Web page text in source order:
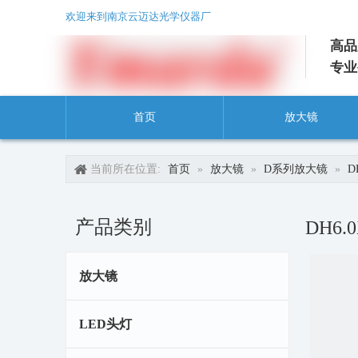
欢迎来到南京云迈达光学仪器厂
高
专
首页 放大镜
当前所在位置: 首页 » 放大镜 » D系列放大镜 »
产品类别
放大镜
LED头灯